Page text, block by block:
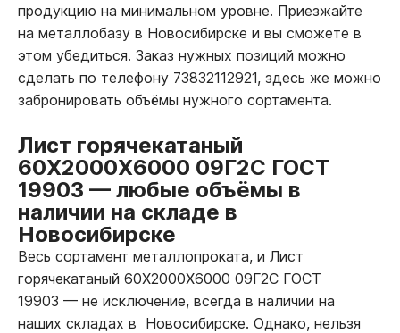
продукцию на минимальном уровне. Приезжайте
на металлобазу в Новосибирске и вы сможете в
этом убедиться. Заказ нужных позиций можно
сделать по телефону 73832112921, здесь же можно
забронировать объёмы нужного сортамента.
Лист горячекатаный
60Х2000Х6000 09Г2С ГОСТ
19903 — любые объёмы в
наличии на складе в
Новосибирске
Весь сортамент металлопроката, и Лист
горячекатаный 60Х2000Х6000 09Г2С ГОСТ
19903 — не исключение, всегда в наличии на
наших складах в Новосибирске. Однако, нельзя